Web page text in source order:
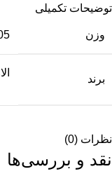
توضیحات تکمیلی
وزن 0.05
برند
نظرات (0)
نقد و بررسی‌ها